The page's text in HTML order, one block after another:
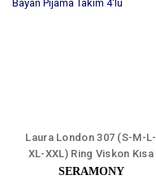
Laura London 307 (S-M-L-
XL-XXL) Ring Viskon Kısa
Kollu Bayan Pijama Takım
SERAMONY